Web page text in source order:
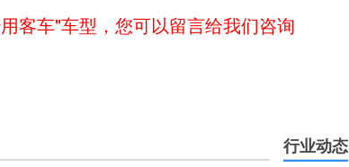
客车"车型，您可以留言给我们咨询
行业动态